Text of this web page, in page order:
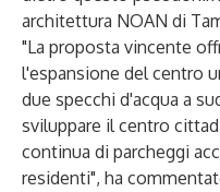
architettura NOAN di
"La proposta vincente
l'espansione del centro
due specchi d'acqua a
sviluppare il centro
continua di parcheggi
residenti", ha